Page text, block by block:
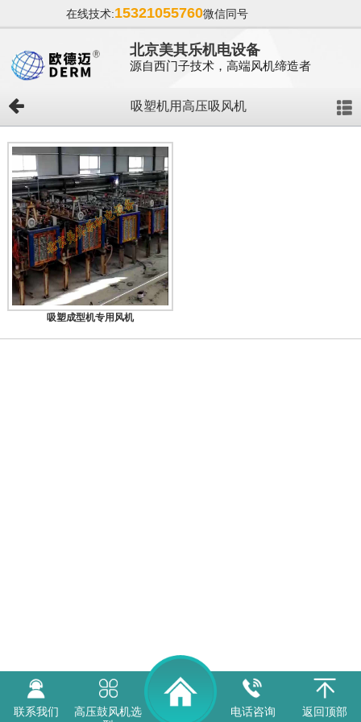
在线技术:15321055760微信同号
北京美其乐机电设备
源自西门子技术，高端风机缔造者
吸塑机用高压吸风机
吸塑成型机专用风机
联系我们
高压鼓风机选
电话咨询 返回顶部